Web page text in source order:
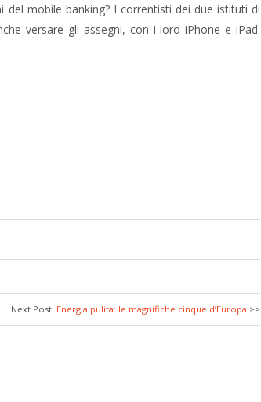
mobile banking? I correntisti dei due istituti di
versare gli assegni, con i loro iPhone e iPad.
Next Post: Energia pulita: le magnifiche cinque d’Europa >>